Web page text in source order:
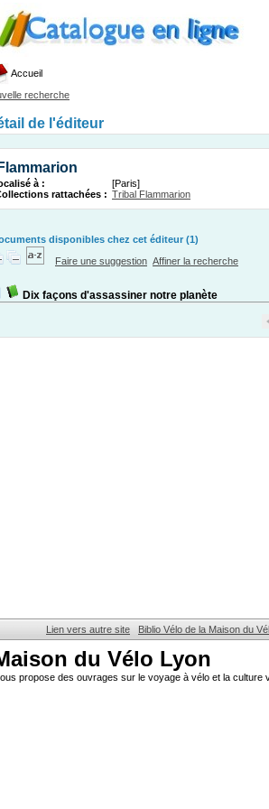
Accueil
recherche
de l'éditeur
Flammarion
à :
[Paris]
rattachées : Tribal Flammarion
disponibles chez cet éditeur (1)
Faire une suggestion Affiner la recherche
Dix façons d'assassiner notre planète
Lien vers autre site Biblio Vélo de la Maison du
du Vélo Lyon
propose des ouvrages sur le voyage à vélo et la